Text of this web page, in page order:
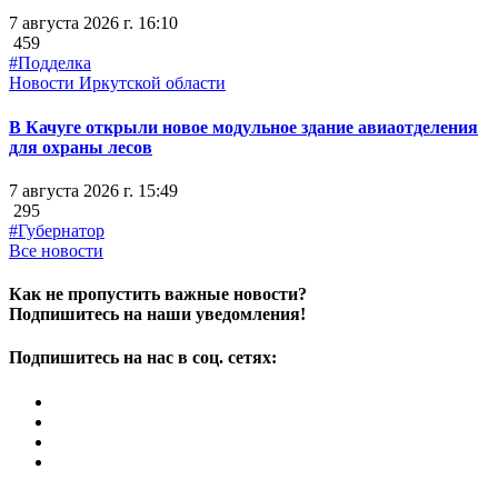
7 августа 2026 г. 16:10
459
#Подделка
Новости Иркутской области
В Качуге открыли новое модульное здание авиаотделения
для охраны лесов
7 августа 2026 г. 15:49
295
#Губернатор
Все новости
Как не пропустить важные новости?
Подпишитесь на наши уведомления!
Подпишитесь на нас в соц. сетях: